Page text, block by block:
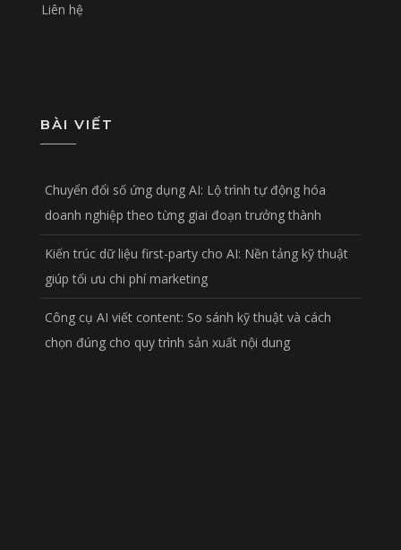
Liên hệ
BÀI VIẾT
Chuyển đổi số ứng dụng AI: Lộ trình tự động hóa
doanh nghiệp theo từng giai đoạn trưởng thành
Kiến trúc dữ liệu first-party cho AI: Nền tảng kỹ thuật
giúp tối ưu chi phí marketing
Công cụ AI viết content: So sánh kỹ thuật và cách
chọn đúng cho quy trình sản xuất nội dung